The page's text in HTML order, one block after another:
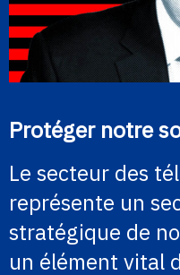
Protéger notre
Le secteur des
représente un
stratégique de
un élément vital